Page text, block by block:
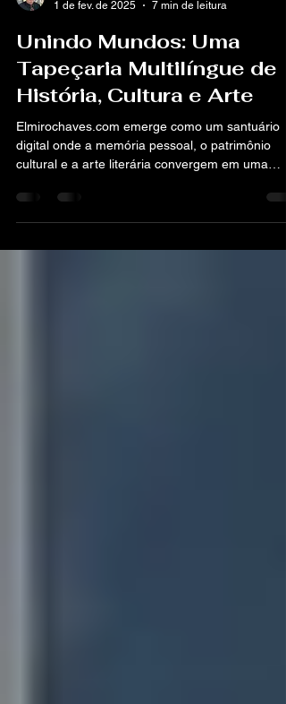
elmirochaves
1 de fev. de 2025
Unindo Mundos: Uma
Tapeçaria Multilíngue de
História, Cultura e Arte
Elmirochaves.com emerge como um santuário
digital onde a memória pessoal, o patrimônio